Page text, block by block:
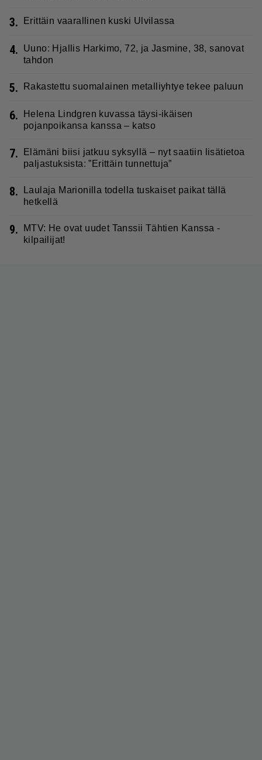
3. Erittäin vaarallinen kuski Ulvilassa
4.
Uuno: Hjallis Harkimo, 72, ja Jasmine, 38, sanovat
tahdon
5. Rakastettu suomalainen metalliyhtye tekee paluun
6.
Helena Lindgren kuvassa täysi-ikäisen
pojanpoikansa kanssa – katso
7.
Elämäni biisi jatkuu syksyllä – nyt saatiin lisätietoa
paljastuksista: ”Erittäin tunnettuja”
8.
Laulaja Marionilla todella tuskaiset paikat tällä
hetkellä
9.
MTV: He ovat uudet Tanssii Tähtien Kanssa -
kilpailijat!